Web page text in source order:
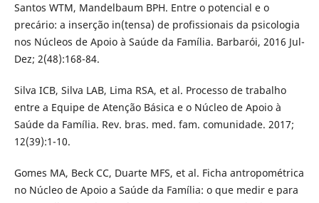
Santos WTM, Mandelbaum BPH. Entre o potencial e o
precário: a inserção in(tensa) de profissionais da psicologia
nos Núcleos de Apoio à Saúde da Família. Barbarói, 2016 Jul-
Dez; 2(48):168-84.
Silva ICB, Silva LAB, Lima RSA, et al. Processo de trabalho
entre a Equipe de Atenção Básica e o Núcleo de Apoio à
Saúde da Família. Rev. bras. med. fam. comunidade. 2017;
12(39):1-10.
Gomes MA, Beck CC, Duarte MFS, et al. Ficha antropométrica
no Núcleo de Apoio a Saúde da Família: o que medir e para